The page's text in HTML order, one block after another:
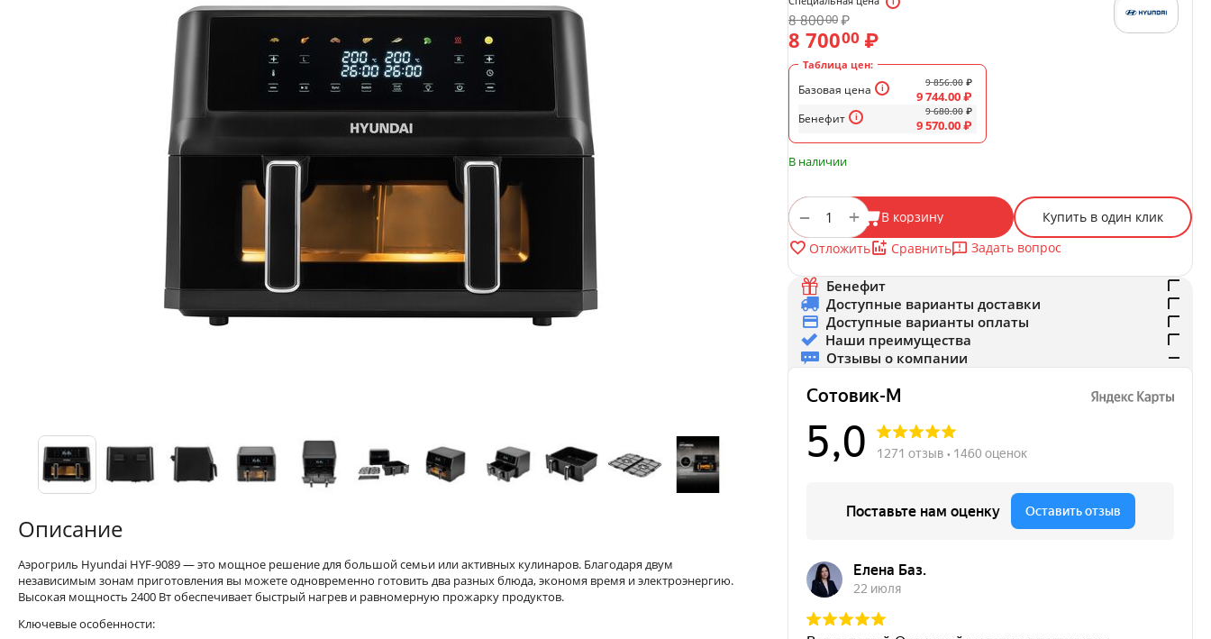
8 80000₽
8 70000 ₽
Таблица цен:
Базовая цена
Бенефит
9 856.00 ₽
9 744.00₽
9 680.00 ₽
9 570.00₽
В наличии
+
− В корзину
Купить в один клик
Отложить
Сравнить Задать вопрос
Бенефит
Доступные варианты доставки
Доступные варианты оплаты
Наши преимущества
Отзывы о компании
Описание
Аэрогриль Hyundai HYF-9089 — это мощное решение для большой семьи или активных кулинаров. Благодаря двум
независимым зонам приготовления вы можете одновременно готовить два разных блюда, экономя время и электроэнергию.
Высокая мощность 2400 Вт обеспечивает быстрый нагрев и равномерную прожарку продуктов.
Ключевые особенности: